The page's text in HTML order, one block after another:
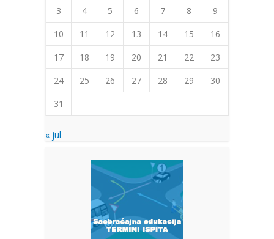
3
4 5 6 7 8
9
10
11 12 13 14 15
16
17
18 19 20 21 22
23
24
25 26 27 28 29
30
31
« jul